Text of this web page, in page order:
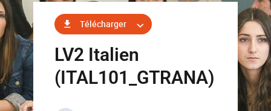
Télécharger
LV2 Italien
(ITAL101_GTRANA)